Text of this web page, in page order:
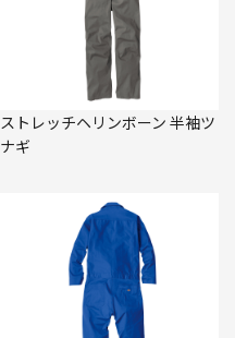
ストレッチヘリンボーン 半袖ツ
ナギ